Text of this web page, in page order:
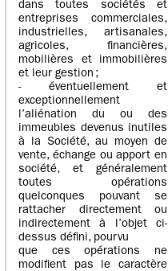
dans toutes sociétés et
entreprises commerciales,
industrielles, artisanales,
agricoles, financières,
mobilières et immobilières
et leur gestion ;
- éventuellement et
exceptionnellement
l’aliénation du ou des
immeubles devenus inutiles
à la Société, au moyen de
vente, échange ou apport en
société, et généralement
toutes opérations
quelconques pouvant se
rattacher directement ou
indirectement à l’objet ci-
dessus défini, pourvu
que ces opérations ne
modifient pas le caractère